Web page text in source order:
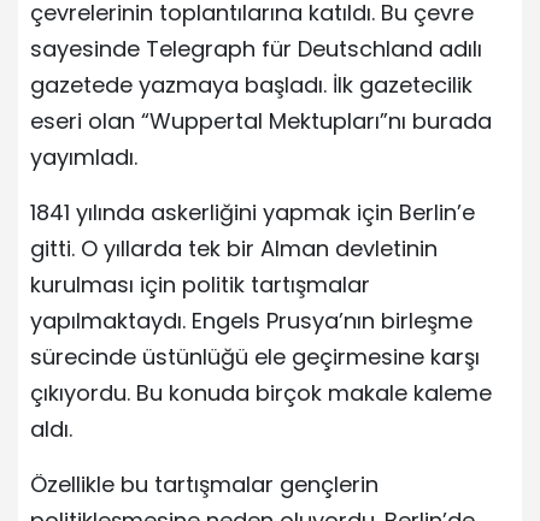
çevrelerinin toplantılarına katıldı. Bu çevre
sayesinde Telegraph für Deutschland adılı
gazetede yazmaya başladı. İlk gazetecilik
eseri olan “Wuppertal Mektupları”nı burada
yayımladı.
1841 yılında askerliğini yapmak için Berlin’e
gitti. O yıllarda tek bir Alman devletinin
kurulması için politik tartışmalar
yapılmaktaydı. Engels Prusya’nın birleşme
sürecinde üstünlüğü ele geçirmesine karşı
çıkıyordu. Bu konuda birçok makale kaleme
aldı.
Özellikle bu tartışmalar gençlerin